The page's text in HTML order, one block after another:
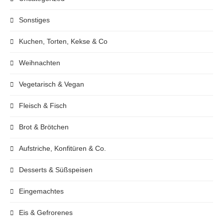
Sonstiges
Kuchen, Torten, Kekse & Co
Weihnachten
Vegetarisch & Vegan
Fleisch & Fisch
Brot & Brötchen
Aufstriche, Konfitüren & Co.
Desserts & Süßspeisen
Eingemachtes
Eis & Gefrorenes